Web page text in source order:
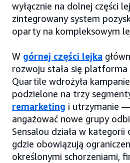
wyłącznie na dolnej części
zintegrowany system
oparty na kompleksowym
W górnej części lejka
rozwoju stała się platforma
Quartile wdrożyła
podzielone na trzy
remarketing i utrzymanie
angażować nowe grupy
Sensalou działa w kategorii
gdzie obowiązują
określonymi schorzeniami,